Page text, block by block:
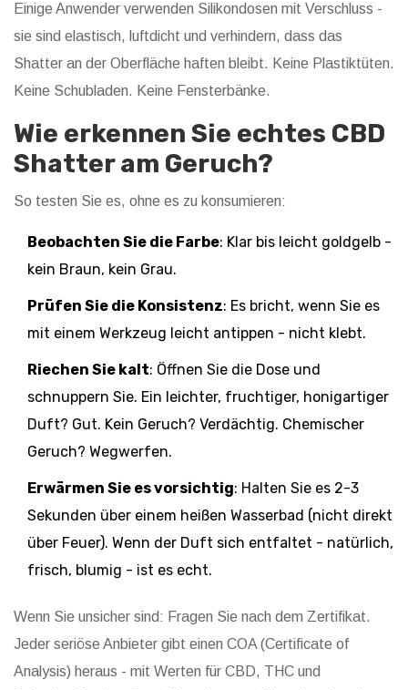
Einige Anwender verwenden Silikondosen mit Verschluss -
sie sind elastisch, luftdicht und verhindern, dass das
Shatter an der Oberfläche haften bleibt. Keine Plastiktüten.
Keine Schubladen. Keine Fensterbänke.
Wie erkennen Sie echtes CBD
Shatter am Geruch?
So testen Sie es, ohne es zu konsumieren:
Beobachten Sie die Farbe: Klar bis leicht goldgelb -
kein Braun, kein Grau.
Prüfen Sie die Konsistenz: Es bricht, wenn Sie es
mit einem Werkzeug leicht antippen - nicht klebt.
Riechen Sie kalt: Öffnen Sie die Dose und
schnuppern Sie. Ein leichter, fruchtiger, honigartiger
Duft? Gut. Kein Geruch? Verdächtig. Chemischer
Geruch? Wegwerfen.
Erwärmen Sie es vorsichtig: Halten Sie es 2-3
Sekunden über einem heißen Wasserbad (nicht direkt
über Feuer). Wenn der Duft sich entfaltet - natürlich,
frisch, blumig - ist es echt.
Wenn Sie unsicher sind: Fragen Sie nach dem Zertifikat.
Jeder seriöse Anbieter gibt einen COA (Certificate of
Analysis) heraus - mit Werten für CBD, THC und